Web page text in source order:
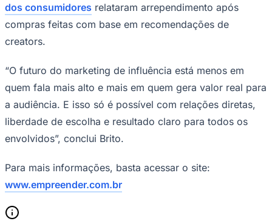
dos consumidores relataram arrependimento após
compras feitas com base em recomendações de
creators.
“O futuro do marketing de influência está menos em
quem fala mais alto e mais em quem gera valor real para
a audiência. E isso só é possível com relações diretas,
liberdade de escolha e resultado claro para todos os
envolvidos”, conclui Brito.
Para mais informações, basta acessar o site:
www.empreender.com.br